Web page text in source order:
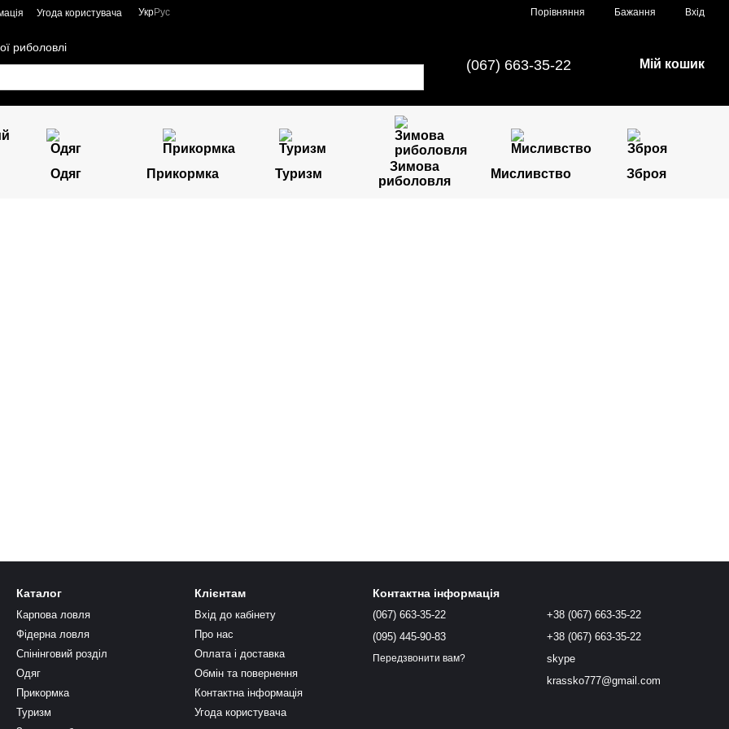
Угода користувача УкрРус Порівняння Бажання Вхід
риболовлі
(067) 663-35-22 Мій кошик
Одяг Прикормка Туризм
Зимова
риболовля
Мисливство Зброя
Каталог
Карпова ловля
Фідерна ловля
Спінінговий розділ
Одяг
Прикормка
Туризм
Клієнтам
Вхід до кабінету
Про нас
Оплата і доставка
Обмін та повернення
Контактна інформація
Угода користувача
Контактна інформація
(067) 663-35-22
(095) 445-90-83
Передзвонити вам?
+38 (067) 663-35-22
+38 (067) 663-35-22
skype
krassko777@gmail.com